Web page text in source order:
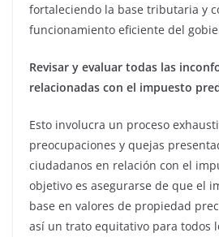
fortaleciendo la base tributaria y
funcionamiento eficiente del
Revisar y evaluar todas las
relacionadas con el impuesto
Esto involucra un proceso
preocupaciones y quejas
ciudadanos en relación con el
objetivo es asegurarse de que el
base en valores de propiedad
así un trato equitativo para todos